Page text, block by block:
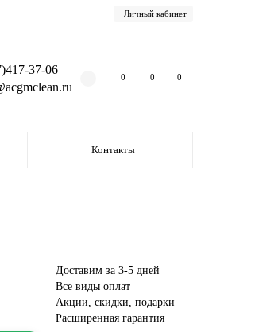
Личный кабинет
37-06
0 0 0
Контакты
Доставим за 3-5 дней
Все виды оплат
Акции, скидки, подарки
Расширенная гарантия